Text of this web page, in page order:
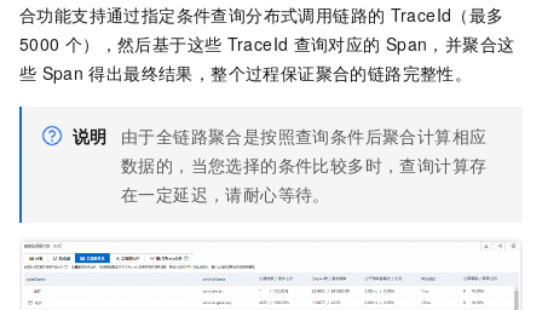
合功能支持通过指定条件查询分布式调用链路的 TraceId（最多
5000 个），然后基于这些 TraceId 查询对应的 Span，并聚合这
些 Span 得出最终结果，整个过程保证聚合的链路完整性。
说明
由于全链路聚合是按照查询条件后聚合计算相应
数据的，当您选择的条件比较多时，查询计算存
在一定延迟，请耐心等待。